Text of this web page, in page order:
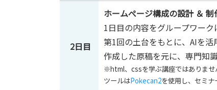
2日目
ホームぺージ構成の設計 ＆
1日目の内容をグループワーク
第1回の土台をもとに、AIを活
作成した原稿を元に、専門知
※html、cssを学ぶ講座ではありませ
ツールはPokecan2を使用し、セミナ